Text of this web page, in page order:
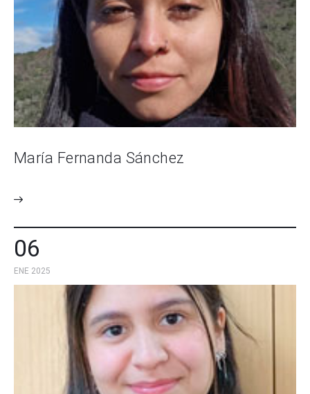
María Fernanda Sánchez
06
ENE 2025